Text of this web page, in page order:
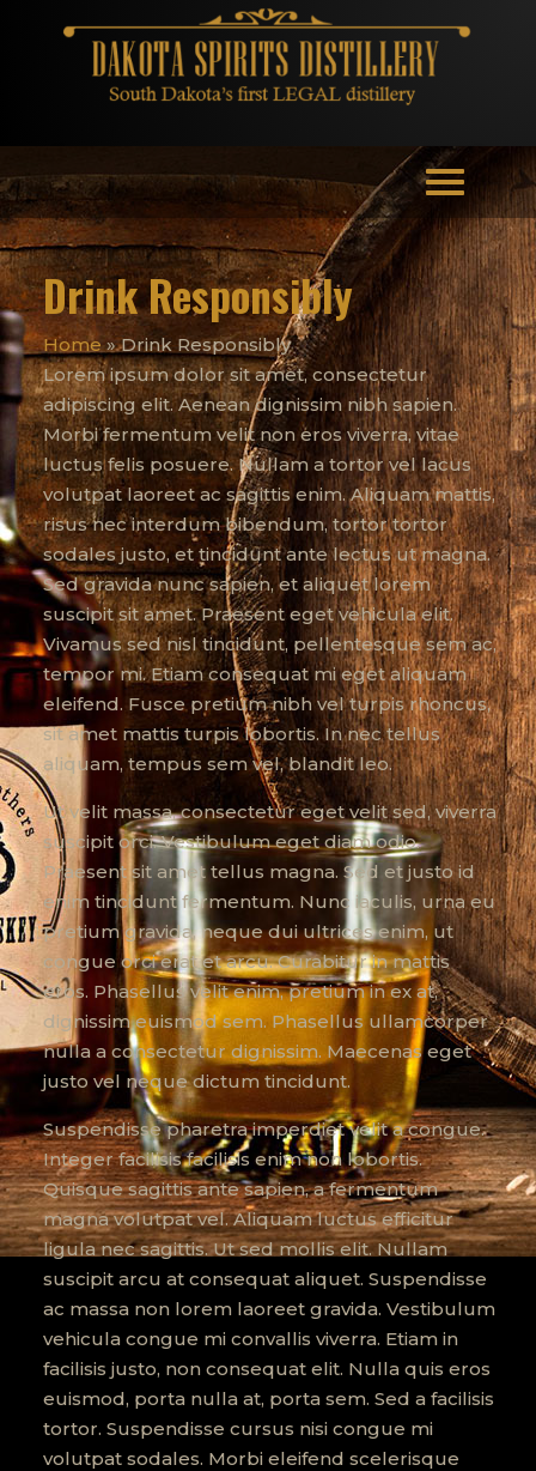
Drink Responsibly
Home»Drink Responsibly
Lorem ipsum dolor sit amet, consectetur
adipiscing elit. Aenean dignissim nibh sapien.
Morbi fermentum velit non eros viverra, vitae
luctus felis posuere. Nullam a tortor vel lacus
volutpat laoreet ac sagittis enim. Aliquam mattis,
risus nec interdum bibendum, tortor tortor
sodales justo, et tincidunt ante lectus ut magna.
Sed gravida nunc sapien, et aliquet lorem
suscipit sit amet. Praesent eget vehicula elit.
Vivamus sed nisl tincidunt, pellentesque sem ac,
tempor mi. Etiam consequat mi eget aliquam
eleifend. Fusce pretium nibh vel turpis rhoncus,
sit amet mattis turpis lobortis. In nec tellus
aliquam, tempus sem vel, blandit leo.
Ut velit massa, consectetur eget velit sed, viverra
suscipit orci. Vestibulum eget diam odio.
Praesent sit amet tellus magna. Sed et justo id
enim tincidunt fermentum. Nunc iaculis, urna eu
pretium gravida, neque dui ultrices enim, ut
congue orci erat et arcu. Curabitur in mattis
eros. Phasellus velit enim, pretium in ex at,
dignissim euismod sem. Phasellus ullamcorper
nulla a consectetur dignissim. Maecenas eget
justo vel neque dictum tincidunt.
Suspendisse pharetra imperdiet velit a congue.
Integer facilisis facilisis enim non lobortis.
Quisque sagittis ante sapien, a fermentum
magna volutpat vel. Aliquam luctus efficitur
ligula nec sagittis. Ut sed mollis elit. Nullam
suscipit arcu at consequat aliquet. Suspendisse
ac massa non lorem laoreet gravida. Vestibulum
vehicula congue mi convallis viverra. Etiam in
facilisis justo, non consequat elit. Nulla quis eros
euismod, porta nulla at, porta sem. Sed a facilisis
tortor. Suspendisse cursus nisi congue mi
volutpat sodales. Morbi eleifend scelerisque